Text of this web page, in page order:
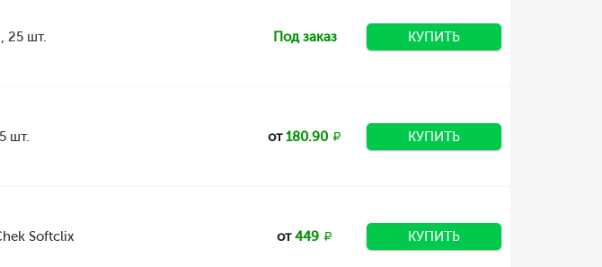
25 шт. Под заказ КУПИТЬ
шт. от180.90 КУПИТЬ
Softclix от449 КУПИТЬ